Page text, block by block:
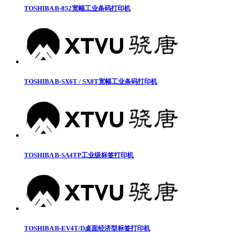
TOSHIBA B-852宽幅工业条码打印机
TOSHIBA B-SX6T / SX8T宽幅工业条码打印机
TOSHIBA B-SA4TP工业级标签打印机
TOSHIBA B-EV4T/D桌面经济型标签打印机